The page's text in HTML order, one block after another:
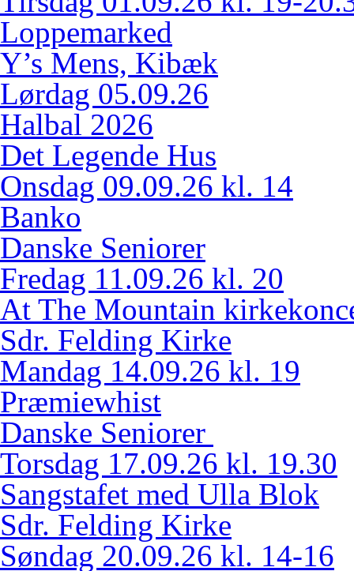
Loppemarked
Y’s Mens, Kibæk
Lørdag 05.09.26
Halbal 2026
Det Legende Hus
Onsdag 09.09.26 kl. 14
Banko
Danske Seniorer
Fredag 11.09.26 kl. 20
At The Mountain
Sdr. Felding Kirke
Mandag 14.09.26 kl. 19
Præmiewhist
Danske Seniorer
Torsdag 17.09.26 kl. 19.30
Sangstafet med Ulla Blok
Sdr. Felding Kirke
Søndag 20.09.26 kl. 14-16